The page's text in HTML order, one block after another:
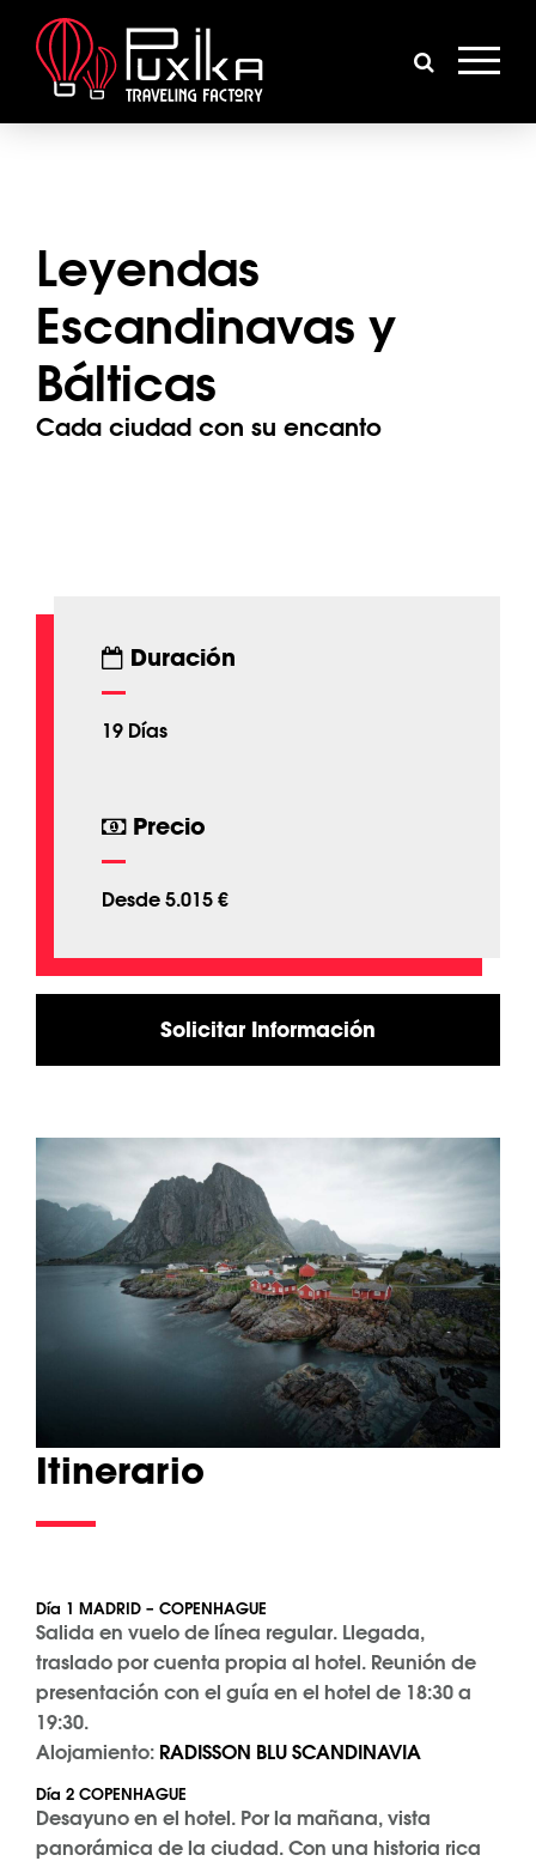
Leyendas
Escandinavas y
Bálticas
Cada ciudad con su encanto
Duración
19 Días
Precio
Desde 5.015 €
Solicitar Información
Itinerario
Día 1 MADRID – COPENHAGUE
Salida en vuelo de línea regular. Llegada,
traslado por cuenta propia al hotel. Reunión de
presentación con el guía en el hotel de 18:30 a
19:30.
Alojamiento: RADISSON BLU SCANDINAVIA
Día 2 COPENHAGUE
Desayuno en el hotel. Por la mañana, vista
panorámica de la ciudad. Con una historia rica